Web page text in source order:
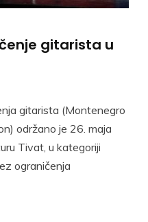
gitarista u
gitarista (Montenegro
održano je 26. maja
Tivat, u kategoriji
ograničenja